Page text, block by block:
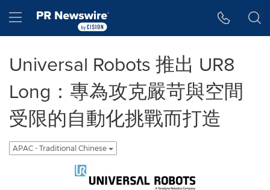
Hamburger menu
Universal Robots 推出 UR8
Long：專為攻克嚴苛與空間
受限的自動化挑戰而打造
APAC - Traditional Chinese